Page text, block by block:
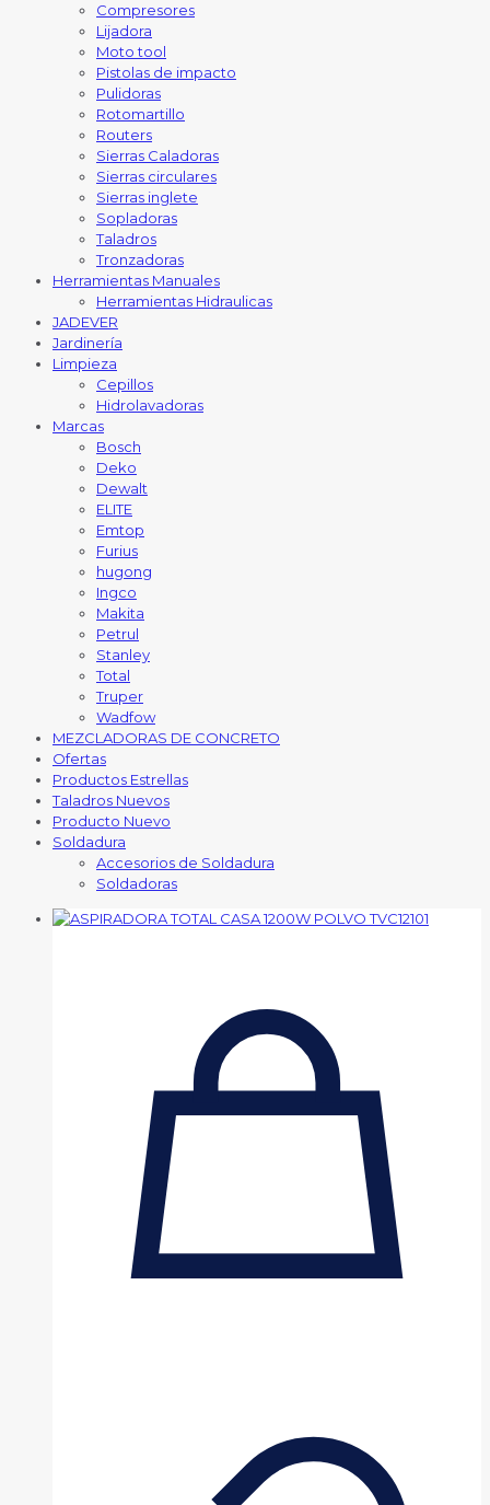
Compresores
Lijadora
Moto tool
Pistolas de impacto
Pulidoras
Rotomartillo
Routers
Sierras Caladoras
Sierras circulares
Sierras inglete
Sopladoras
Taladros
Tronzadoras
Herramientas Manuales
Herramientas Hidraulicas
JADEVER
Jardinería
Limpieza
Cepillos
Hidrolavadoras
Marcas
Bosch
Deko
Dewalt
ELITE
Emtop
Furius
hugong
Ingco
Makita
Petrul
Stanley
Total
Truper
Wadfow
MEZCLADORAS DE CONCRETO
Ofertas
Productos Estrellas
Taladros Nuevos
Producto Nuevo
Soldadura
Accesorios de Soldadura
Soldadoras